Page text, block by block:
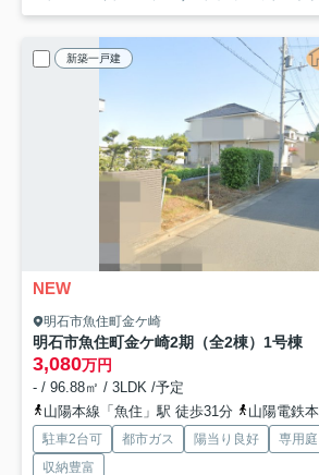
新築一戸建
NEW
明石市魚住町金ケ崎
明石市魚住町金ケ崎2期（全2棟）1号棟
3,080万円
- / 96.88㎡ / 3LDK /予定
山陽本線「魚住」駅 徒歩31分
山陽電鉄本線
駐車2台可 都市ガス 陽当り良好 専用庭
収納豊富